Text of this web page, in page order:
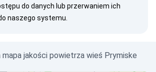
do danych lub przerwaniem ich
naszego systemu.
jakości powietrza wieś Prymiske